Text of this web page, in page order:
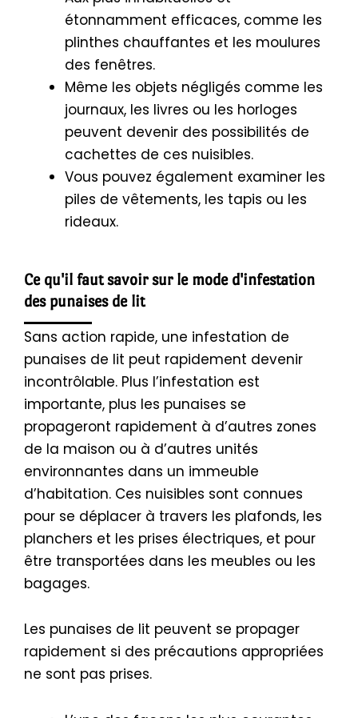
étonnamment efficaces, comme les
plinthes chauffantes et les moulures
des fenêtres.
Même les objets négligés comme les
journaux, les livres ou les horloges
peuvent devenir des possibilités de
cachettes de ces nuisibles.
Vous pouvez également examiner les
piles de vêtements, les tapis ou les
rideaux.
Ce qu'il faut savoir sur le mode d'infestation
des punaises de lit
Sans action rapide, une infestation de
punaises de lit peut rapidement devenir
incontrôlable. Plus l’infestation est
importante, plus les punaises se
propageront rapidement à d’autres zones
de la maison ou à d’autres unités
environnantes dans un immeuble
d’habitation. Ces nuisibles sont connues
pour se déplacer à travers les plafonds, les
planchers et les prises électriques, et pour
être transportées dans les meubles ou les
bagages.
Les punaises de lit peuvent se propager
rapidement si des précautions appropriées
ne sont pas prises.